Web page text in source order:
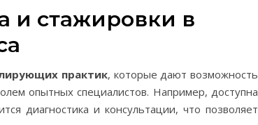
и стажировки в
практик, которые дают возможность
опытных специалистов. Например, доступна
диагностика и консультации, что позволяет